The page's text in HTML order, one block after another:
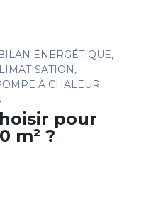
ÉNERGÉTIQUE,
,
À CHALEUR
pour
m² ?